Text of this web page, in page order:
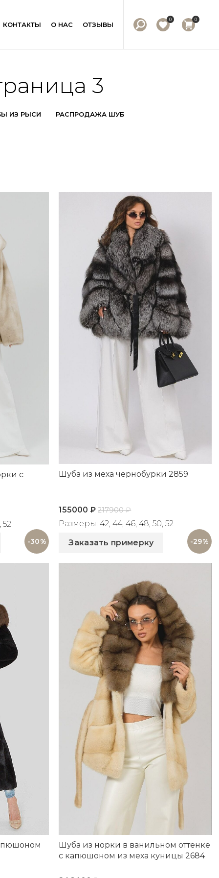
КОНТАКТЫ О НАС ОТЗЫВЫ
0 0
3
ИЗ РЫСИ РАСПРОДАЖА ШУБ
-30%
с
52
-29%
Шуба из меха чернобурки 2859
155000₽ 217900₽
Размеры: 42, 44, 46, 48, 50, 52
Заказать примерку
Шуба из норки в ванильном оттенке
с капюшоном из меха куницы 2684